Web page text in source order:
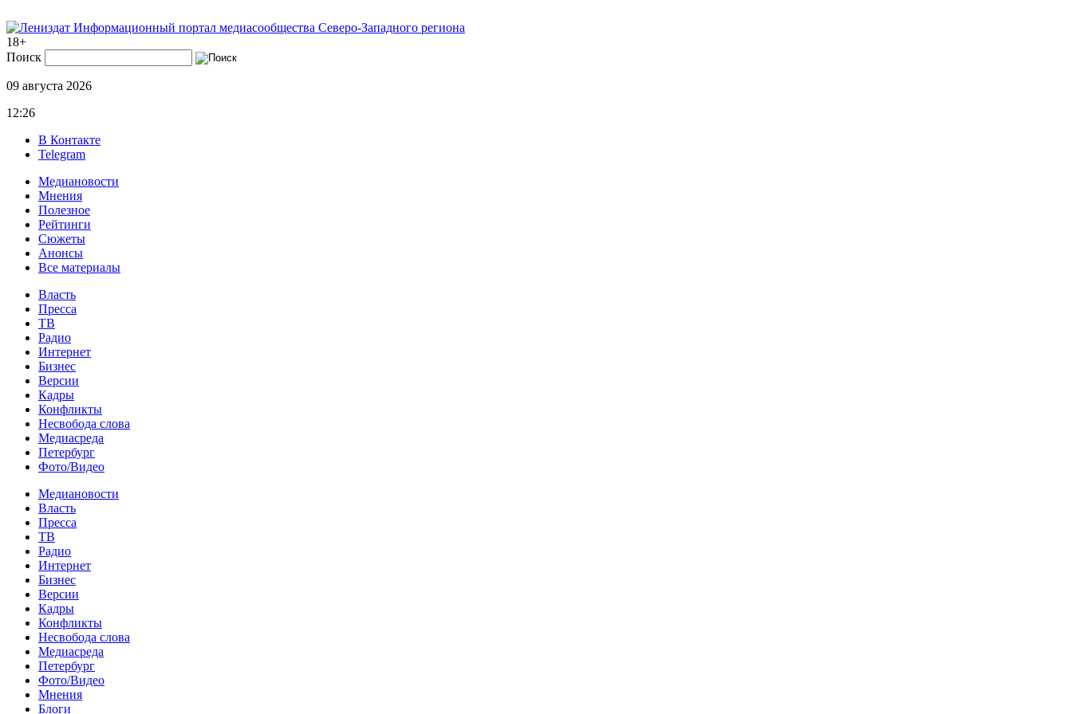
Информационный портал медиасообщества Северо-Западного региона
18+
Поиск
09 августа 2026
12:26
В Контакте
Telegram
Медиановости
Мнения
Полезное
Рейтинги
Сюжеты
Анонсы
Все материалы
Власть
Пресса
ТВ
Радио
Интернет
Бизнес
Версии
Кадры
Конфликты
Несвобода слова
Медиасреда
Петербург
Фото/Видео
Медиановости
Власть
Пресса
ТВ
Радио
Интернет
Бизнес
Версии
Кадры
Конфликты
Несвобода слова
Медиасреда
Петербург
Фото/Видео
Мнения
Блоги